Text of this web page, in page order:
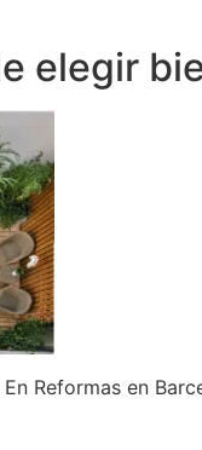
elegir
En Reformas en